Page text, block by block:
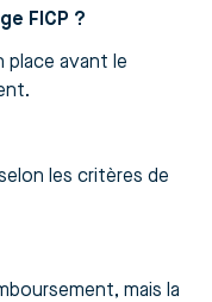
FICP ?
place avant le
les critères de
mais la